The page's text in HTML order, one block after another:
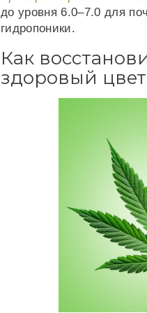
до уровня 6.0–7.0 для
гидропоники.
Как
здоровый